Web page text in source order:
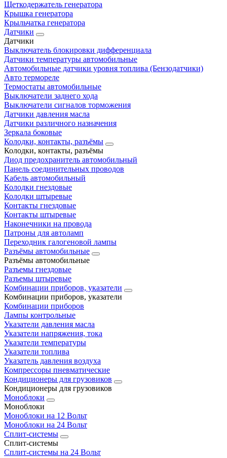
Щеткодержатель генератора
Крышка генератора
Крыльчатка генератора
Датчики
Датчики
Выключатель блокировки дифференциала
Датчики температуры автомобильные
Автомобильные датчики уровня топлива (Бензодатчики)
Авто термореле
Термостаты автомобильные
Выключатели заднего хода
Выключатели сигналов торможения
Датчики давления масла
Датчики различного назначения
Зеркала боковые
Колодки, контакты, разъёмы
Колодки, контакты, разъёмы
Диод предохранитель автомобильный
Панель соединительных проводов
Кабель автомобильный
Колодки гнездовые
Колодки штыревые
Контакты гнездовые
Контакты штыревые
Наконечники на провода
Патроны для автоламп
Переходник галогеновой лампы
Разъёмы автомобильные
Разъёмы автомобильные
Разъемы гнездовые
Разъемы штыревые
Комбинации приборов, указатели
Комбинации приборов, указатели
Комбинации приборов
Лампы контрольные
Указатели давления масла
Указатели напряжения, тока
Указатели температуры
Указатели топлива
Указатель давления воздуха
Компрессоры пневматические
Кондиционеры для грузовиков
Кондиционеры для грузовиков
Моноблоки
Моноблоки
Моноблоки на 12 Вольт
Моноблоки на 24 Вольт
Сплит-системы
Сплит-системы
Сплит‑системы на 24 Вольт